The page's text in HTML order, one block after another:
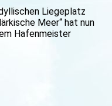
Liegeplatz
Meer“ hat nun
Hafenmeister